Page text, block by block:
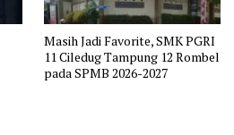
Masih Jadi Favorite, SMK PGRI
11 Ciledug Tampung 12 Rombel
pada SPMB 2026-2027